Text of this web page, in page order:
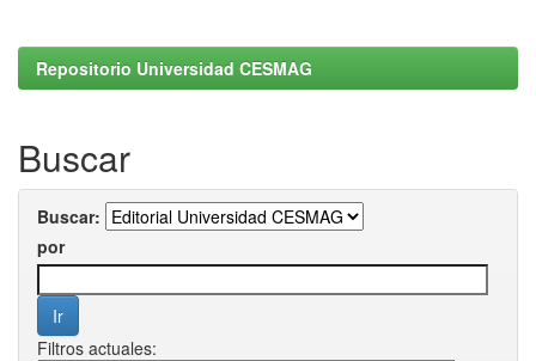
Repositorio Universidad CESMAG
Buscar
Buscar:
por
Filtros actuales: